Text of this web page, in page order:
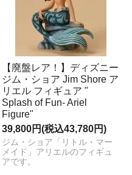
【廃盤レア！】ディズニー
ジム・ショア Jim Shore ア
リエル フィギュア "
Splash of Fun- Ariel
Figure"
39,800円(税込43,780円)
ジム・ショア「リトル・マー
メイド」アリエルのフィギュ
アです。